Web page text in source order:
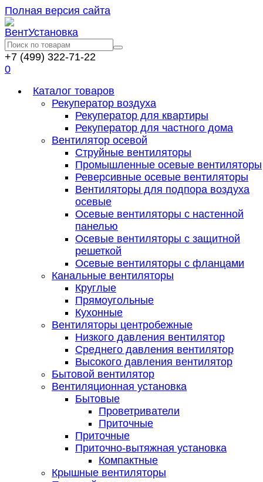
Полная версия сайта
+7 (499) 322-71-22
0
Каталог товаров
Рекуператор воздуха
Рекуператор для квартиры
Рекуператор для частного дома
Вентилятор осевой
Струйные вентиляторы
Промышленные осевые вентиляторы
Реверсивные осевые вентиляторы
Вентиляторы для подпора воздуха
осевые
Осевые вентиляторы с настенной
панелью
Осевые вентиляторы с защитной
решеткой
Осевые вентиляторы с фланцами
Канальные вентиляторы
Круглые
Прямоугольные
Кухонные
Вентиляторы центробежные
Низкого давления вентилятор
Среднего давления вентилятор
Высокого давления вентилятор
Бытовой вентилятор
Вентиляционная установка
Бытовые
Проветриватели
Приточные
Приточные
Приточно-вытяжная установка
Компактные
Крышные вентиляторы